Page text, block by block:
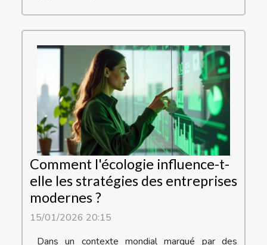
Comment l'écologie influence-t-
elle les stratégies des entreprises
modernes ?
15/01/2026 20:15
Dans un contexte mondial marqué par des